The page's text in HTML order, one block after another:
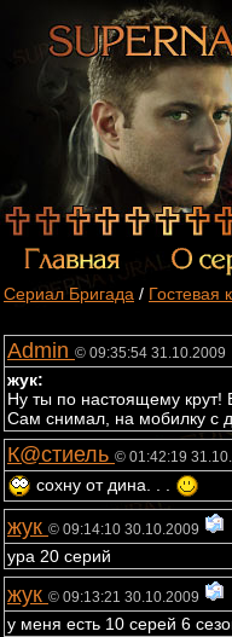
Сериал Бригада / Гостевая
Admin © 09:35:54 31.10.2009
жук:
Ну ты по настоящему крут!
Сам снимал, на мобилку с
К@стиель © 01:42:19
сохну от дина. . .
жук © 09:14:10 30.10.2009
ура 20 серий
жук © 09:13:21 30.10.2009
у меня есть 10 серей 6